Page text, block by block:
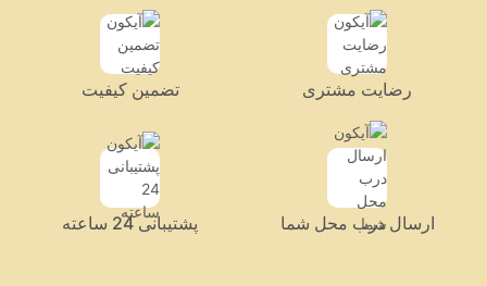
رضایت مشتری تضمین کیفیت
ارسال درب محل شما پشتیبانی 24 ساعته